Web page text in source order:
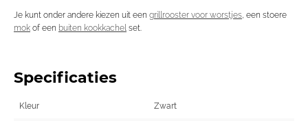
Je kunt onder andere kiezen uit een grillrooster voor worstjes, een stoere
mok of een buiten kookkachel set.
Specificaties
Kleur Zwart